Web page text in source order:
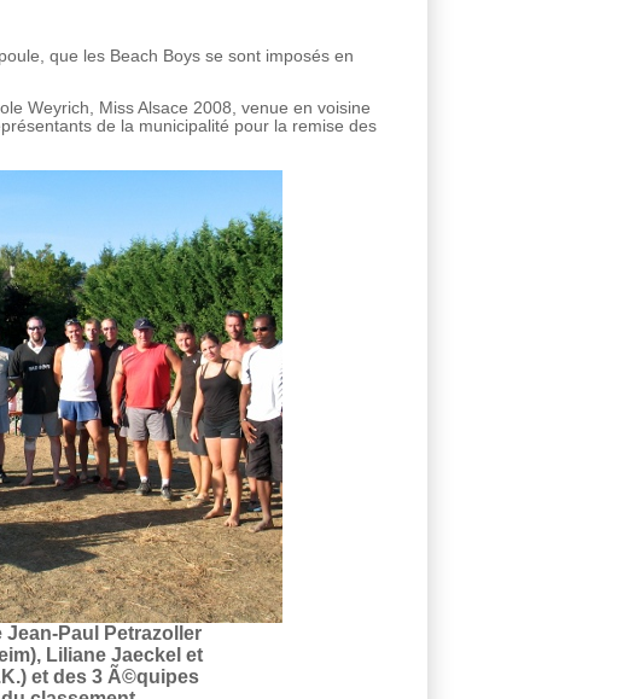
que les Beach Boys se sont imposés en
Weyrich, Miss Alsace 2008, venue en voisine
de la municipalité pour la remise des
Paul Petrazoller
Liliane Jaeckel et
et des 3 Ã©quipes